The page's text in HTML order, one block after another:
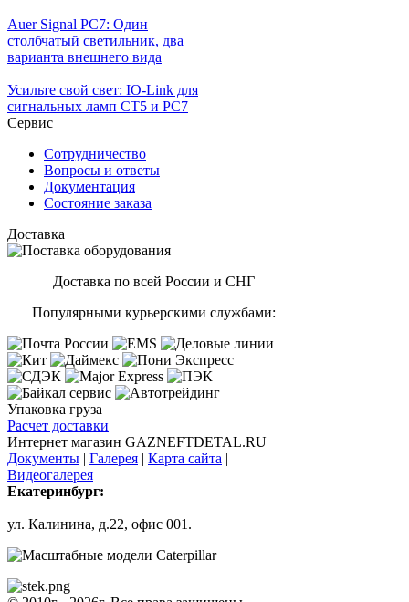
Auer Signal PC7: Один
столбчатый светильник, два
варианта внешнего вида
Усильте свой свет: IO-Link для
сигнальных ламп CT5 и PC7
Сервис
Сотрудничество
Вопросы и ответы
Документация
Состояние заказа
Доставка
Доставка по всей России и СНГ
Популярными курьерскими службами:
Упаковка груза
Расчет доставки
Интернет магазин GAZNEFTDETAL.RU
Документы | Галерея | Карта сайта |
Видеогалерея
Екатеринбург:
ул. Калинина, д.22, офис 001.